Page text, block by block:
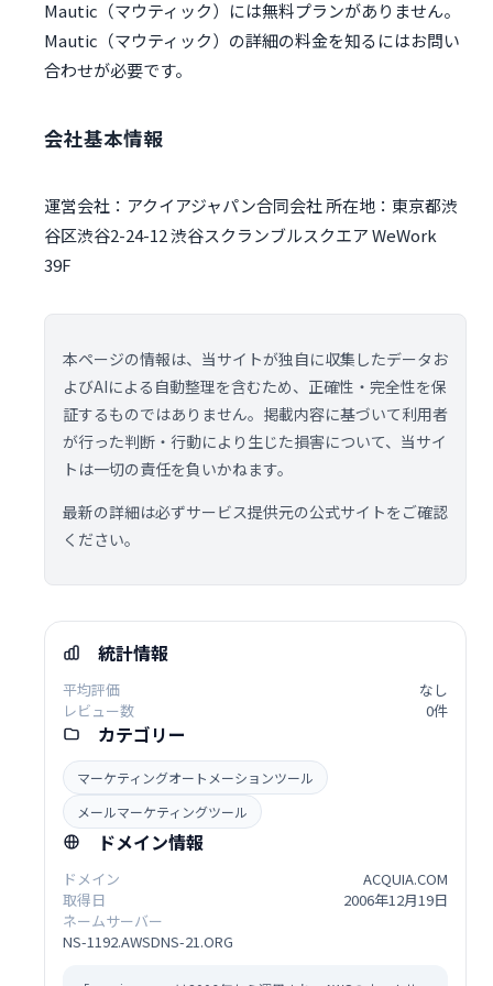
Mautic（マウティック）には無料プランがありません。
Mautic（マウティック）の詳細の料金を知るにはお問い
合わせが必要です。
会社基本情報
運営会社：アクイアジャパン合同会社 所在地：東京都渋
谷区渋谷2-24-12 渋谷スクランブルスクエア WeWork
39F
本ページの情報は、当サイトが独自に収集したデータお
よびAIによる自動整理を含むため、正確性・完全性を保
証するものではありません。掲載内容に基づいて利用者
が行った判断・行動により生じた損害について、当サイ
トは一切の責任を負いかねます。
最新の詳細は必ずサービス提供元の公式サイトをご確認
ください。
統計情報
平均評価
なし
レビュー数
0件
カテゴリー
マーケティングオートメーションツール
メールマーケティングツール
ドメイン情報
ドメイン
ACQUIA.COM
取得日
2006年12月19日
ネームサーバー
NS-1192.AWSDNS-21.ORG